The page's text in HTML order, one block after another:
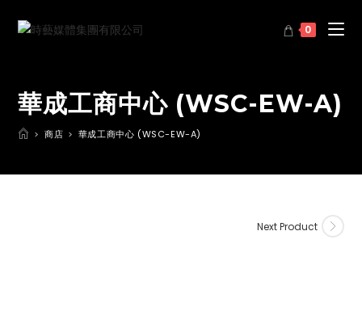
0
華成工商中心 (WSC-EW-A)
> 商店 > 華成工商中心 (WSC-EW-A)
Next Product